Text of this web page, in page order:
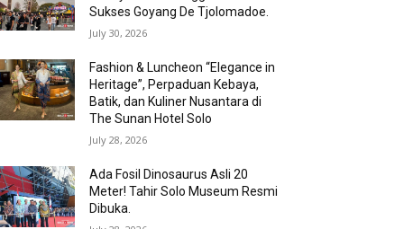
Sukses Goyang De Tjolomadoe.
July 30, 2026
Fashion & Luncheon “Elegance in
Heritage”, Perpaduan Kebaya,
Batik, dan Kuliner Nusantara di
The Sunan Hotel Solo
July 28, 2026
Ada Fosil Dinosaurus Asli 20
Meter! Tahir Solo Museum Resmi
Dibuka.